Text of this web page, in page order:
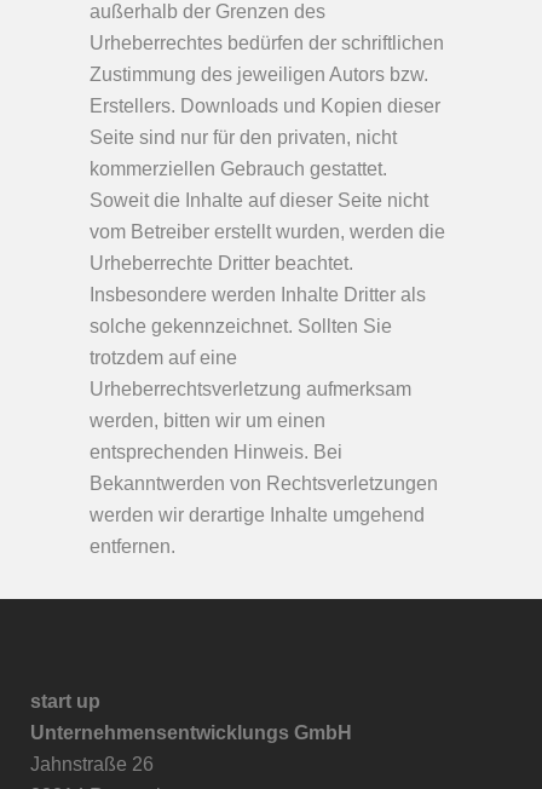
außerhalb der Grenzen des
Urheberrechtes bedürfen der schriftlichen
Zustimmung des jeweiligen Autors bzw.
Erstellers. Downloads und Kopien dieser
Seite sind nur für den privaten, nicht
kommerziellen Gebrauch gestattet.
Soweit die Inhalte auf dieser Seite nicht
vom Betreiber erstellt wurden, werden die
Urheberrechte Dritter beachtet.
Insbesondere werden Inhalte Dritter als
solche gekennzeichnet. Sollten Sie
trotzdem auf eine
Urheberrechtsverletzung aufmerksam
werden, bitten wir um einen
entsprechenden Hinweis. Bei
Bekanntwerden von Rechtsverletzungen
werden wir derartige Inhalte umgehend
entfernen.
start up
Unternehmensentwicklungs GmbH
Jahnstraße 26